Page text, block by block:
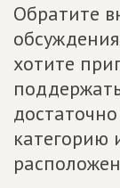
Обратите
хотите
категорию